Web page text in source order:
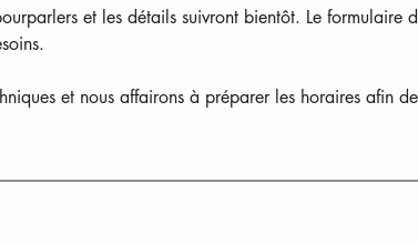
et les détails suivront bientôt. Le formulaire
et nous affairons à préparer les horaires afin